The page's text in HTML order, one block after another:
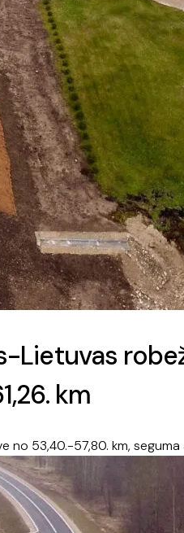
Lietuvas
km
53,40.-57,80. km, seguma